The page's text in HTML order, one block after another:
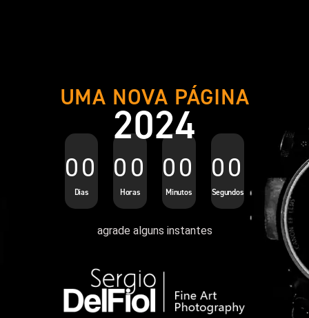
UMA NOVA PÁGINA
2024
00
Dias
00
Horas
00
Minutos
00
Segundos
agrade alguns instantes